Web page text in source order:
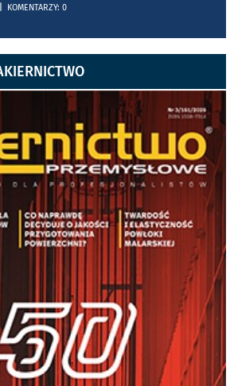
KOMENTARZY: 0